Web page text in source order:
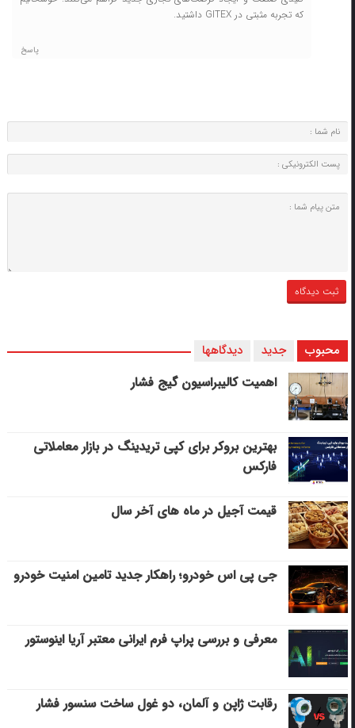
که تجربه مثبتی در GITEX داشتید.
پاسخ
محبوب جدید دیدگاهها
اهمیت کالیبراسیون گیج فشار
بهترین بروکر برای کپی‌ تریدینگ در بازار معاملاتی
فارکس
قیمت آجیل در ماه های آخر سال
جی پی اس خودرو؛ راهکار جدید تامین امنیت خودرو
معرفی و بررسی پراپ فرم ایرانی معتبر آریا اینوستور
رقابت ژاپن و آلمان، دو غول ساخت سنسور فشار